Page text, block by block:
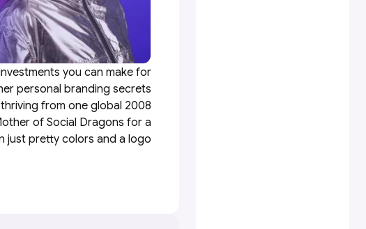
you can make for
personal branding secrets
from one global 2008
of Social Dragons for a
just pretty colors and a logo”